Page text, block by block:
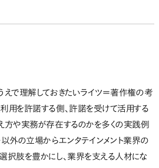
えで理解しておきたいライツ＝著作権の考
用を許諾する側、許諾を受けて活用する
方や実務が存在するのかを多くの実践例
以外の立場からエンタテインメント業界の
択肢を豊かにし、業界を支える人材にな